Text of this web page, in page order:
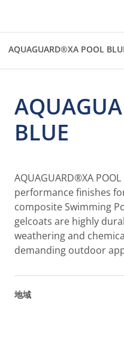
AQUAGUARD®XA POOL
BLUE
AQUAGUARD®XA
performance finishes
composite Swimming
gelcoats are highly
weathering and
demanding outdoor
地域